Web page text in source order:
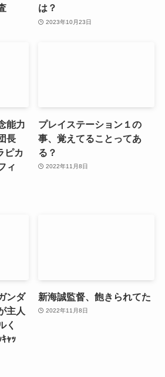
は？
2023年10月23日
能力
長
ピカ
ィ
プレイステーション１の
事、覚えてることってあ
る？
2022年11月8日
ンダ
主人
く
ｬｯ
新海誠監督、飽きられてた
2022年11月8日